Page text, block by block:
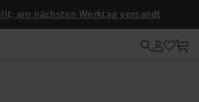
am nächsten Werktag versandt